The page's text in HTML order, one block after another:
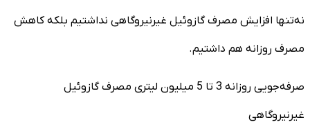
نه‌تنها افزایش مصرف گازوئیل غیرنیروگاهی نداشتیم بلکه کاهش
مصرف روزانه هم داشتیم.
صرفه‌جویی روزانه 3 تا 5 میلیون لیتری مصرف گازوئیل
غیرنیروگاهی